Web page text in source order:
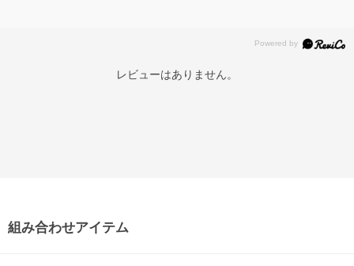
レビューはありません。
組み合わせアイテム